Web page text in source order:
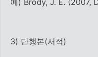
예) Brody, J. E. (2007,
3) 단행본(서적)